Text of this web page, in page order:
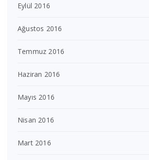
Eylül 2016
Ağustos 2016
Temmuz 2016
Haziran 2016
Mayıs 2016
Nisan 2016
Mart 2016